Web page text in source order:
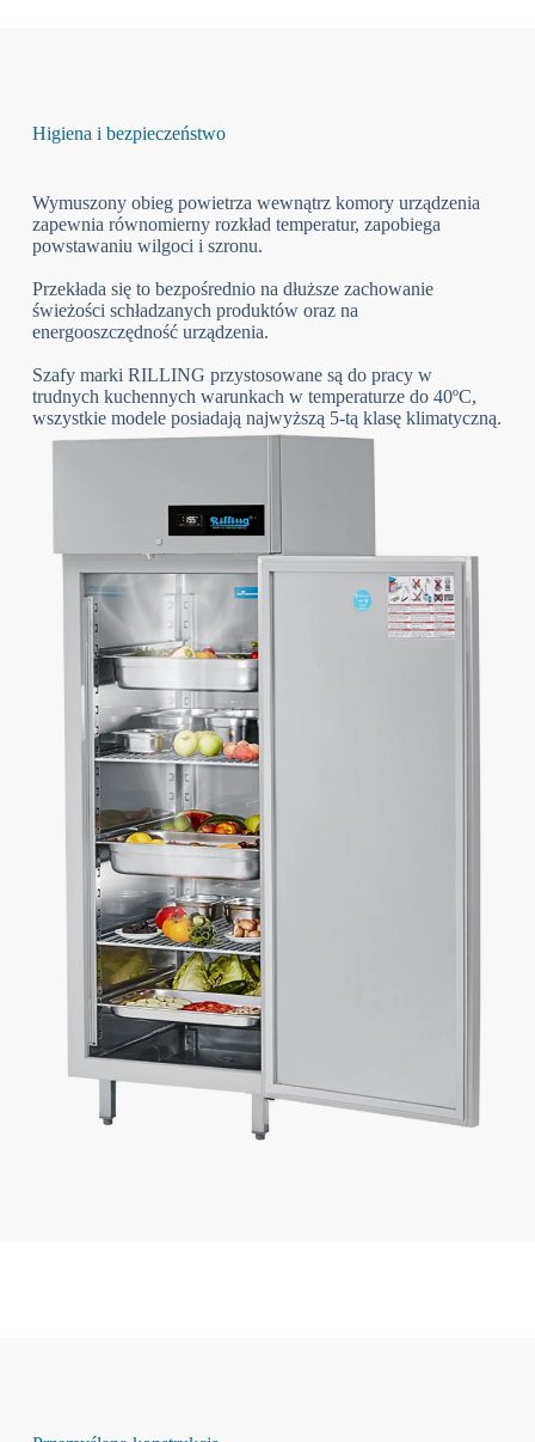
Higiena i bezpieczeństwo
Wymuszony obieg powietrza wewnątrz komory urządzenia
zapewnia równomierny rozkład temperatur, zapobiega
powstawaniu wilgoci i szronu.
Przekłada się to bezpośrednio na dłuższe zachowanie
świeżości schładzanych produktów oraz na
energooszczędność urządzenia.
Szafy marki RILLING przystosowane są do pracy w
trudnych kuchennych warunkach w temperaturze do 40ºC,
wszystkie modele posiadają najwyższą 5-tą klasę klimatyczną.